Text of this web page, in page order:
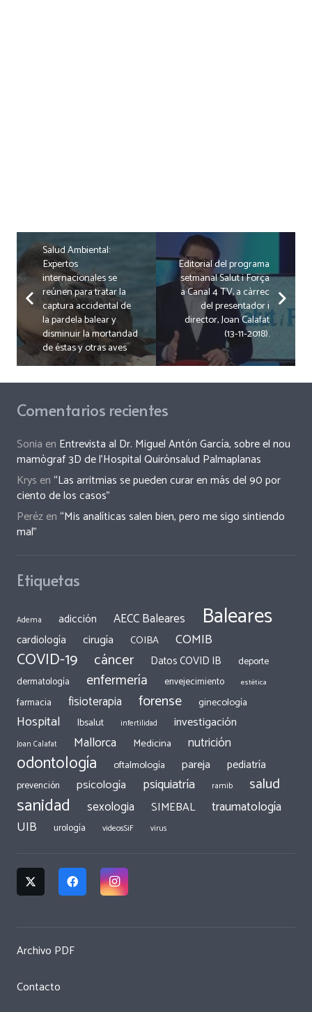
Salud Ambiental:
Expertos
internacionales se
reúnen para tratar la
captura accidental de
la pardela balear y
disminuir la mortandad
de éstas y otras aves
Editorial del programa
setmanal Salut i Força
a Canal 4 TV, a càrrec
del presentador i
director, Joan Calafat
(13-11-2018).
Comentarios recientes
Sonia en Entrevista al Dr. Miguel Antón García, sobre el nou
mamògraf 3D de l’Hospital Quirónsalud Palmaplanas
Krys en“Las arritmias se pueden curar en más del 90 por
ciento de los casos”
Perézen“Mis analíticas salen bien, pero me sigo sintiendo
mal”
Etiquetas
Adema adicción AECC Baleares Baleares
cardiología cirugía COIBA COMIB
COVID-19 cáncer Datos COVID IB
deporte
dermatología
enfermería envejecimiento estética
farmacia fisioterapia forense ginecología
Hospital Ibsalut infertilidad investigación
Joan Calafat Mallorca Medicina nutrición
odontología oftalmología pareja pediatría
prevención psicología psiquiatría ramib salud
sanidad sexologia SIMEBAL traumatología
UIB urología videosSiF virus
Archivo PDF
Contacto